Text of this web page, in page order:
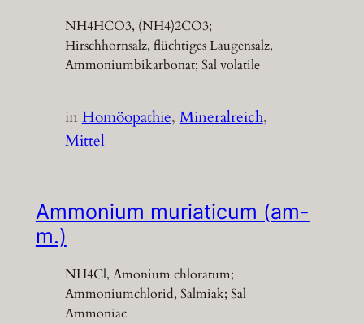
NH4HCO3, (NH4)2CO3;
Hirschhornsalz, flüchtiges Laugensalz,
Ammoniumbikarbonat; Sal volatile
inHomöopathie, Mineralreich
Mittel
Ammonium muriaticum (am-
m.)
NH4Cl, Amonium chloratum;
Ammoniumchlorid, Salmiak; Sal
Ammoniac